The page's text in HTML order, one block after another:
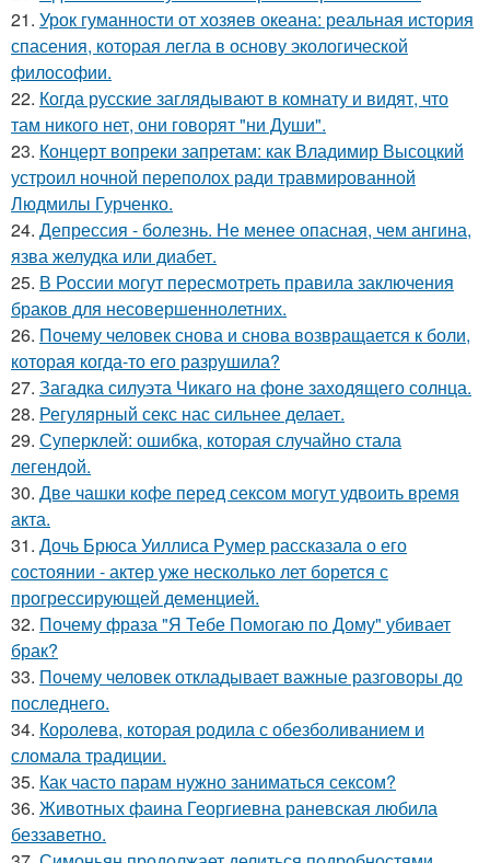
21. Урок гуманности от хозяев океана: реальная история
спасения, которая легла в основу экологической
философии.
22. Когда русские заглядывают в комнату и видят, что
там никого нет, они говорят "ни Души".
23. Концерт вопреки запретам: как Владимир Высоцкий
устроил ночной переполох ради травмированной
Людмилы Гурченко.
24. Депрессия - болезнь. Не менее опасная, чем ангина,
язва желудка или диабет.
25. В России могут пересмотреть правила заключения
браков для несовершеннолетних.
26. Почему человек снова и снова возвращается к боли,
которая когда-то его разрушила?
27. Загадка силуэта Чикаго на фоне заходящего солнца.
28. Регулярный секс нас сильнее делает.
29. Суперклей: ошибка, которая случайно стала
легендой.
30. Две чашки кофе перед сексом могут удвоить время
акта.
31. Дочь Брюса Уиллиса Румер рассказала о его
состоянии - актер уже несколько лет борется с
прогрессирующей деменцией.
32. Почему фраза "Я Тебе Помогаю по Дому" убивает
брак?
33. Почему человек откладывает важные разговоры до
последнего.
34. Королева, которая родила с обезболиванием и
сломала традиции.
35. Как часто парам нужно заниматься сексом?
36. Животных фаина Георгиевна раневская любила
беззаветно.